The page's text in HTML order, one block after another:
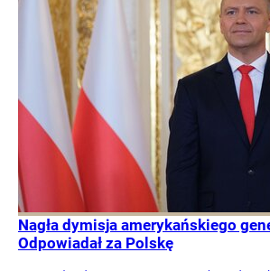
Nagła dymisja amerykańskiego
Odpowiadał za Polskę